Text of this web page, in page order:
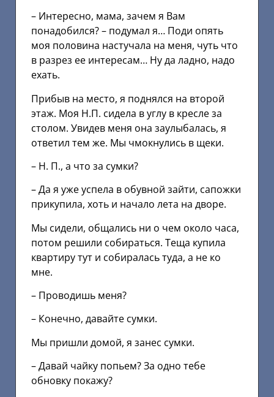
– Интересно, мама, зачем я Вам
понадобился? – подумал я… Поди опять
моя половина настучала на меня, чуть что
в разрез ее интересам… Ну да ладно, надо
ехать.
Прибыв на место, я поднялся на второй
этаж. Моя Н.П. сидела в углу в кресле за
столом. Увидев меня она заулыбалась, я
ответил тем же. Мы чмокнулись в щеки.
– Н. П., а что за сумки?
– Да я уже успела в обувной зайти, сапожки
прикупила, хоть и начало лета на дворе.
Мы сидели, общались ни о чем около часа,
потом решили собираться. Теща купила
квартиру тут и собиралась туда, а не ко
мне.
– Проводишь меня?
– Конечно, давайте сумки.
Мы пришли домой, я занес сумки.
– Давай чайку попьем? За одно тебе
обновку покажу?